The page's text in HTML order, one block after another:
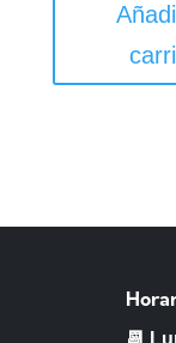
📆